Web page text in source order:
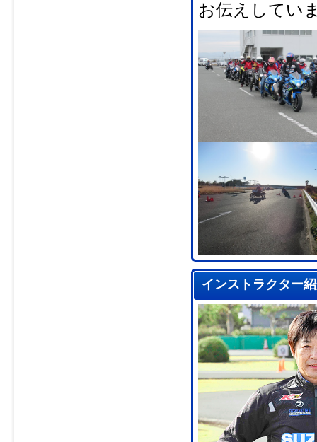
お伝えしてい
インストラクター